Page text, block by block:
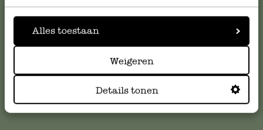
Alles toestaan
Weigeren
Details tonen
die Antworten aufhäufig gestellte Fragen.
Online-Kundenservice